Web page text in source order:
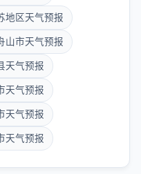
地区天气预报
山市天气预报
天气预报
天气预报
天气预报
天气预报